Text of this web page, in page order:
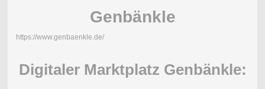
Genbänkle
https://www.genbaenkle.de/
Digitaler Marktplatz Genbänkle: